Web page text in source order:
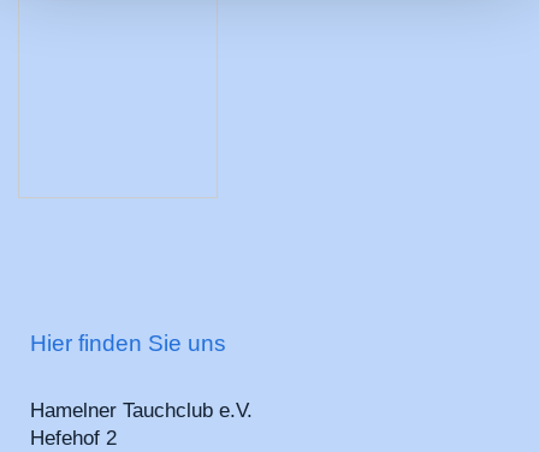
Hier finden Sie uns
Hamelner Tauchclub e.V.
Hefehof 2